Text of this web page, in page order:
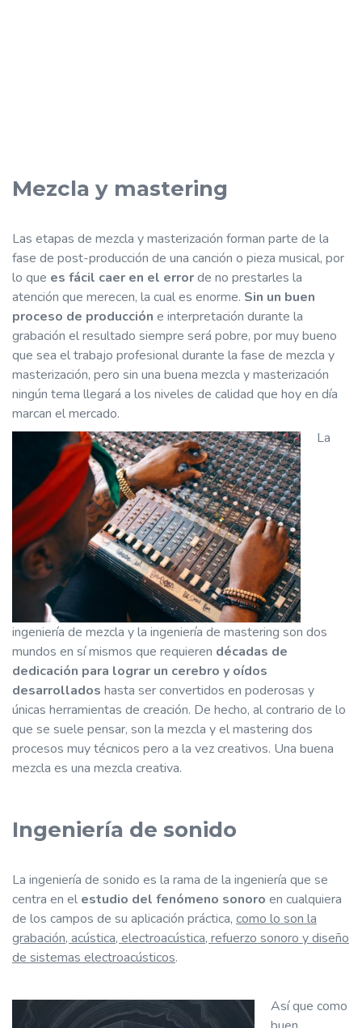
Mezcla y mastering
Las etapas de mezcla y masterización forman parte de la
fase de post-producción de una canción o pieza musical, por
lo que es fácil caer en el errorde no prestarles la
atención que merecen, la cual es enorme. Sin un buen
proceso de producción e interpretación durante la
grabación el resultado siempre será pobre, por muy bueno
que sea el trabajo profesional durante la fase de mezcla y
masterización, pero sin una buena mezcla y masterización
ningún tema llegará a los niveles de calidad que hoy en día
marcan el mercado.
La
ingeniería de mezcla y la ingeniería de mastering son dos
mundos en sí mismos que requieren décadas de
dedicación para lograr un cerebro y oídos
desarrollados hasta ser convertidos en poderosas y
únicas herramientas de creación. De hecho, al contrario de lo
que se suele pensar, son la mezcla y el mastering dos
procesos muy técnicos pero a la vez creativos. Una buena
mezcla es una mezcla creativa.
Ingeniería de sonido
La ingeniería de sonido es la rama de la ingeniería que se
centra en el estudio del fenómeno sonoro en cualquiera
de los campos de su aplicación práctica, como lo son la
grabación, acústica, electroacústica, refuerzo sonoro y diseño
de sistemas electroacústicos.
Así que como